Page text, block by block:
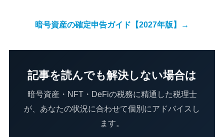
暗号資産の確定申告ガイド【2027年版】→
記事を読んでも解決しない場合は
暗号資産・NFT・DeFiの税務に精通した税理士
が、あなたの状況に合わせて個別にアドバイスし
ます。